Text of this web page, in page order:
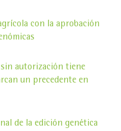
con la aprobación
autorización tiene
un precedente en
de la edición genética